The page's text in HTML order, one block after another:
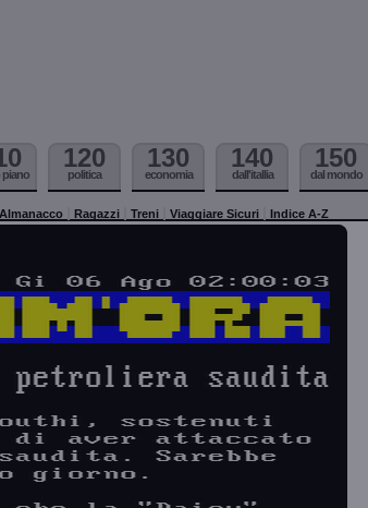
piano
120
politica
130
economia
140
dall'itallia
150
dal mondo
Almanacco Ragazzi Treni Viaggiare Sicuri Indice A-Z